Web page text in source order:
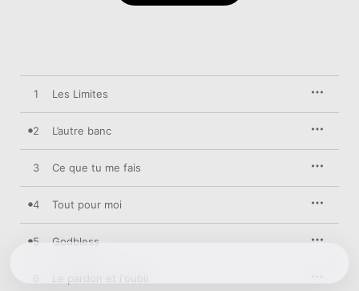
1 Les Limites
2 L’autre banc
3 Ce que tu me fais
4 Tout pour moi
5 Godbless
Le pardon et l'oubli